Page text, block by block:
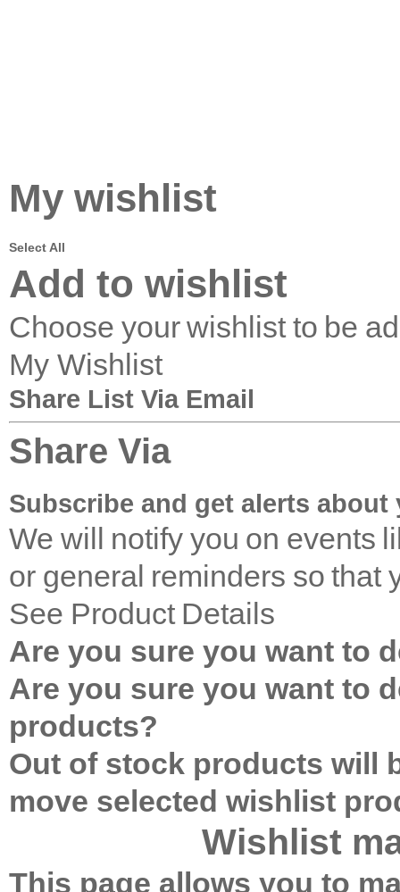
My wishlist
Select All
Add to wishlist
Choose your wishlist to be
My Wishlist
Share List Via Email
Share Via
Subscribe and get alerts
We will notify you on events
or general reminders so that
See Product Details
Are you sure you want to
Are you sure you want to
products?
Out of stock products will
move selected wishlist
Wishlist
This page allows you to